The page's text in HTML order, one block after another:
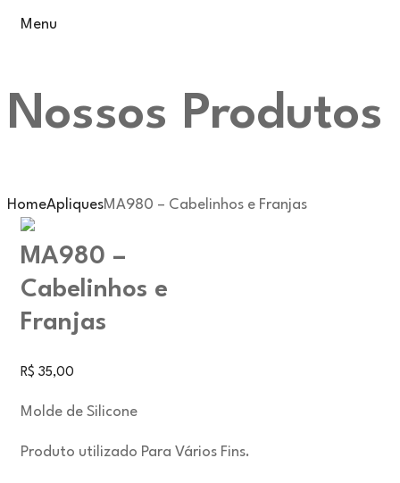
Menu
Nossos Produtos
HomeApliquesMA980 – Cabelinhos e Franjas
MA980 –
Cabelinhos e
Franjas
R$ 35,00
Molde de Silicone
Produto utilizado Para Vários Fins.